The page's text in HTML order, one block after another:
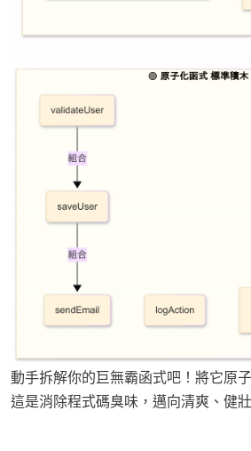
動手拆解你的巨無霸函式吧！將它原
這是消除程式碼臭味，邁向清爽、健